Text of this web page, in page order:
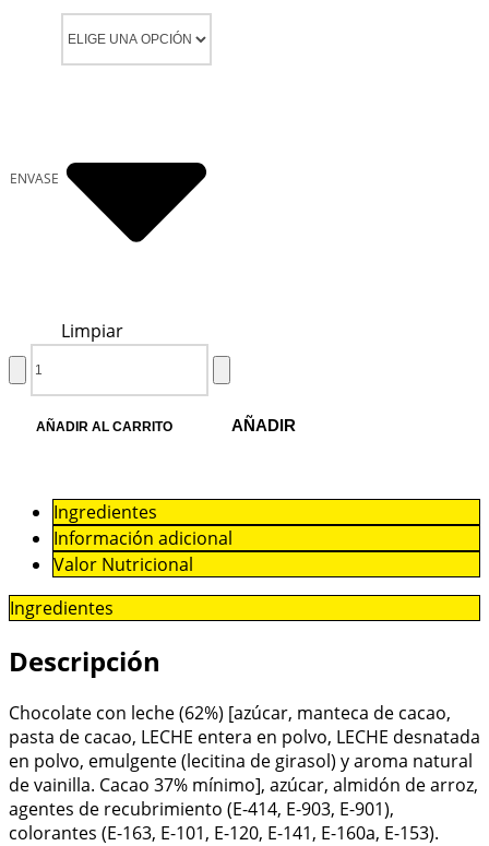
ENVASE
Limpiar
AÑADIR AL CARRITO AÑADIR
Ingredientes
Información adicional
Valor Nutricional
Ingredientes
Descripción
Chocolate con leche (62%) [azúcar, manteca de cacao,
pasta de cacao, LECHE entera en polvo, LECHE desnatada
en polvo, emulgente (lecitina de girasol) y aroma natural
de vainilla. Cacao 37% mínimo], azúcar, almidón de arroz,
agentes de recubrimiento (E-414, E-903, E-901),
colorantes (E-163, E-101, E-120, E-141, E-160a, E-153).